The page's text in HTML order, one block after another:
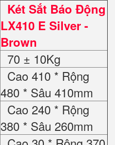
Két Sắt Báo Động
LX410 E Silver -
Brown
70 ± 10Kg
Cao 410 * Rộng
480 * Sâu 410mm
Cao 240 * Rộng
380 * Sâu 260mm